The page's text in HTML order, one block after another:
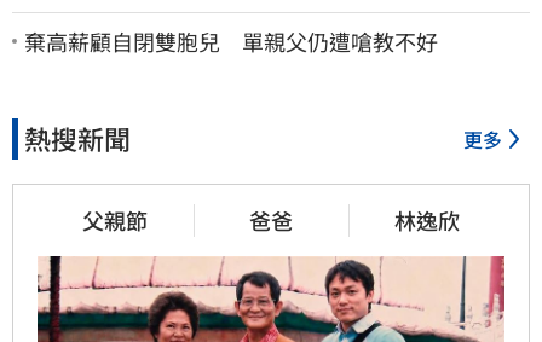
棄
棄高薪顧自閉雙胞兒 單親父仍遭嗆教不好
熱搜新聞 更多
父親節 爸爸 林逸欣